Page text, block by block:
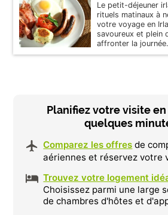
Le petit-déjeuner
rituels matinaux à
votre voyage en
savoureux et plein
affronter la journée.
Planifiez votre visite
quelques
Comparez les offres de
aériennes et réservez votre
Trouvez votre logement
Choisissez parmi une large
de chambres d'hôtes et